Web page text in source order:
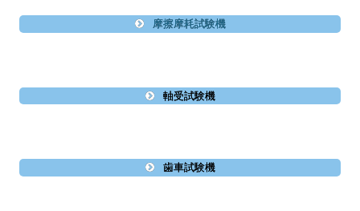
摩擦摩耗試験機
軸受試験機
歯車試験機